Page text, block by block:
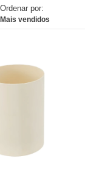
Ordenar por:
Mais vendidos